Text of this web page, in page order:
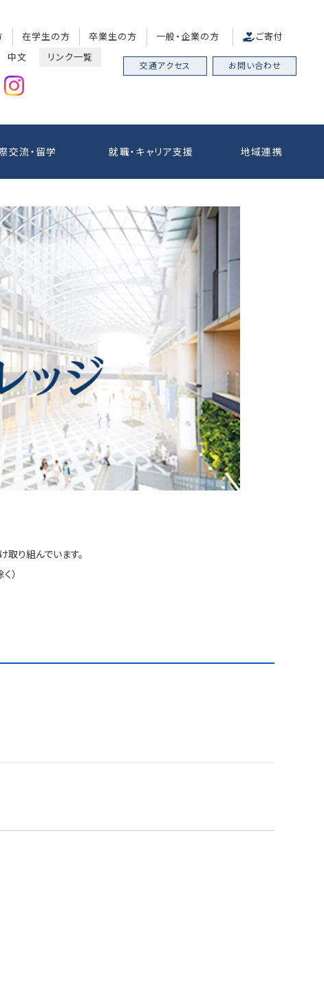
在学生の方 卒業生の方 一般・企業の方
ご寄付
中文 リンク一覧
交通アクセス お問い合わせ
交流・留学 就職・キャリア支援 地域連携
り組んでいます。
）